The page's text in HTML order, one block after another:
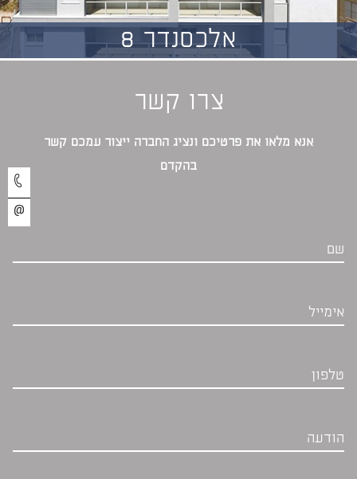
אלכסנדר 8
צרו קשר
אנא מלאו את פרטיכם ונציג החברה ייצור עמכם קשר
בהקדם‎
שם
אימייל
טלפון
הודעה